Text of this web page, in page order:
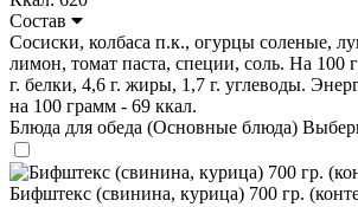
Состав
Сосиски, колбаса п.к., огурцы соленые,
лимон, томат паста, специи, соль. На 100
г. белки, 4,6 г. жиры, 1,7 г. углеводы.
на 100 грамм - 69 ккал.
Блюда для обеда (Основные блюда)
Бифштекс (свинина, курица) 700 гр.